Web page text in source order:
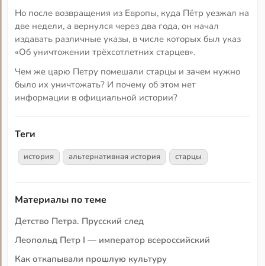
Но после возвращения из Европы, куда Пётр уезжал на
две недели, а вернулся через два года, он начал
издавать различные указы, в числе которых был указ
«Об уничтожении трёхсотлетних старцев».
Чем же царю Петру помешали старцы и зачем нужно
было их уничтожать? И почему об этом нет
информации в официальной истории?
Теги
история альтернативная история старцы
Материалы по теме
Детство Петра. Прусский след
Леопольд Петр I — император всероссийский
Как откапывали прошлую культуру